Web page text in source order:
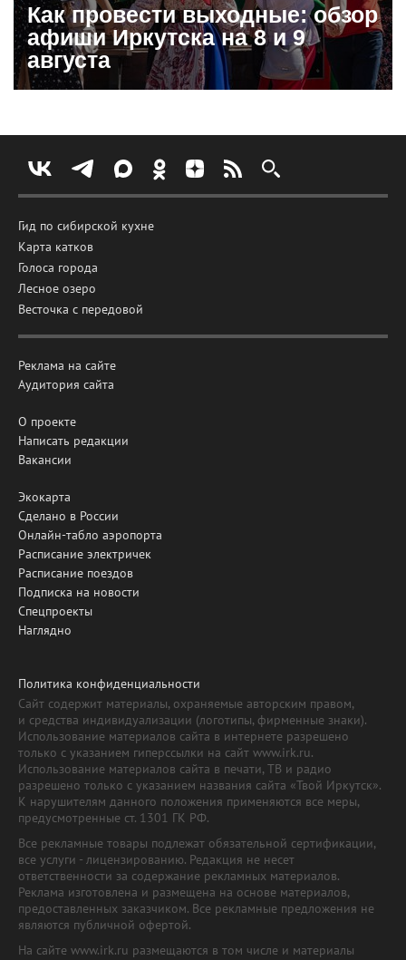
Как провести выходные: обзор
афиши Иркутска на 8 и 9
августа
Гид по сибирской кухне
Карта катков
Голоса города
Лесное озеро
Весточка с передовой
Реклама на сайте
Аудитория сайта
О проекте
Написать редакции
Вакансии
Экокарта
Сделано в России
Онлайн-табло аэропорта
Расписание электричек
Расписание поездов
Подписка на новости
Спецпроекты
Наглядно
Политика конфиденциальности
Сайт содержит материалы, охраняемые авторским правом,
и средства индивидуализации (логотипы, фирменные знаки).
Использование материалов сайта в интернете разрешено
только с указанием гиперссылки на сайт www.irk.ru.
Использование материалов сайта в печати, ТВ и радио
разрешено только с указанием названия сайта «Твой Иркутск».
К нарушителям данного положения применяются все меры,
предусмотренные ст. 1301 ГК РФ.
Все рекламные товары подлежат обязательной сертификации,
все услуги - лицензированию. Редакция не несет
ответственности за содержание рекламных материалов.
Реклама изготовлена и размещена на основе материалов,
предоставленных заказчиком. Все рекламные предложения не
являются публичной офертой.
На сайте www.irk.ru размещаются в том числе и материалы